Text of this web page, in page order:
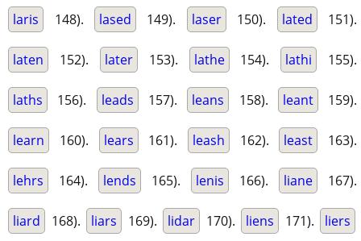
laris 148). lased 149). laser 150). lated 151).
laten 152). later 153). lathe 154). lathi 155).
laths 156). leads 157). leans 158). leant 159).
learn 160). lears 161). leash 162). least 163).
lehrs 164). lends 165). lenis 166). liane 167).
liard 168). liars 169). lidar 170). liens 171). liers